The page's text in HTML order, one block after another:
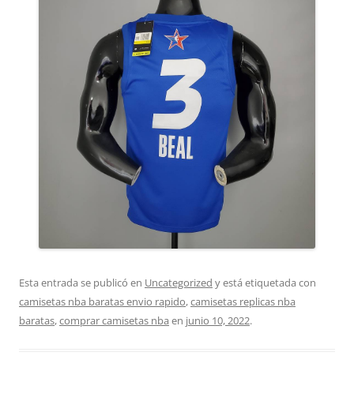
Esta entrada se publicó en Uncategorized y está etiquetada con
camisetas nba baratas envio rapido,camisetas replicas nba
baratas,comprar camisetas nba en junio 10, 2022.